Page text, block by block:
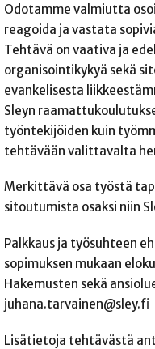
Odotamme valmiutta
reagoida ja vastata
Tehtävä on vaativa ja
organisointikykyä sekä
evankelisesta
Sleyn
työntekijöiden kuin
tehtävään valittavalta
Merkittävä osa työstä
sitoutumista osaksi niin
Palkkaus ja työsuhteen
sopimuksen mukaan
Hakemusten sekä
juhana.tarvainen@sley.fi
Lisätietoja tehtävästä